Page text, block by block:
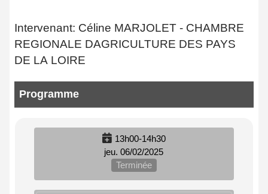
Intervenant: Céline MARJOLET - CHAMBRE
REGIONALE DAGRICULTURE DES PAYS
DE LA LOIRE
Programme
13h00-14h30
jeu. 06/02/2025
Terminée